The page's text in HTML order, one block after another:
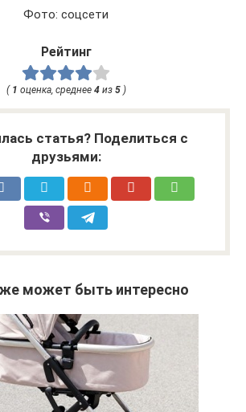
Фото: соцсети
Рейтинг
( 1 оценка, среднее 4из 5)
статья? Поделиться с
друзьями:
может быть интересно